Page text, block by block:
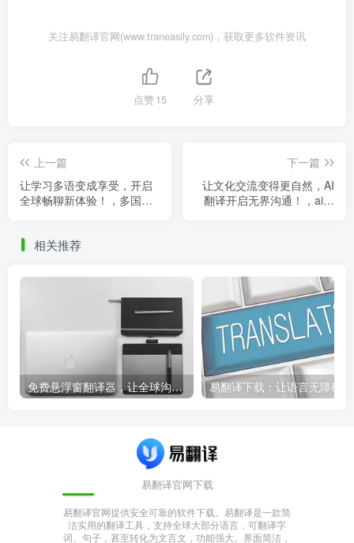
关注易翻译官网(www.traneasily.com)，获取更多软件资讯
点赞15 分享
上一篇
让学习多语变成享受，开启
全球畅聊新体验！，多国语
下一篇
让文化交流变得更自然，AI
翻译开启无界沟通！，ai翻
相关推荐
免费悬浮窗翻译器，让全球沟通无障碍！
易翻译官网下载
易翻译官网提供安全可靠的软件下载。易翻译是一款简
洁实用的翻译工具，支持全球大部分语言，可翻译字
词、句子，甚至转化为文言文，功能强大。界面简洁，